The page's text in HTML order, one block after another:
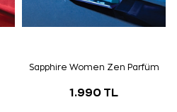
Sapphire Women Zen Parfüm
1.990 TL